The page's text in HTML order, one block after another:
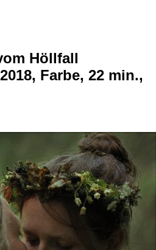
Höllfall
Farbe, 22 min.,